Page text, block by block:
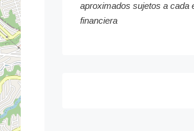
aproximados sujetos a cada
financiera